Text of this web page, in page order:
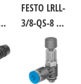
FESTO LRLL-
3/8-QS-8 气
源处理元
件 规格8
153505